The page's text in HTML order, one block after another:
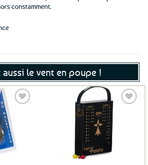
constamment.
le vent en poupe !
Ajouter
favoris